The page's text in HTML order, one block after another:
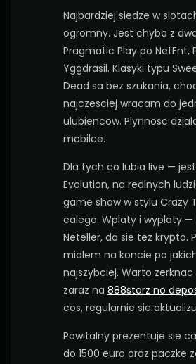
Najbardziej siedze w
ogromny. Jest chyba z
Pragmatic Play po NetEnt,
Yggdrasil. Klasyki typu
Dead sa bez szukania,
najczesciej wracam do
ulubiencow. Plynnosc
mobilce.
Dla tych co lubia live —
Evolution, na realnych
game show w stylu Crazy
calego. Wplaty i wyplaty —
Neteller, da sie tez krypto.
mialem na koncie po
najszybciej. Warto
zaraz na 888starz no
cos, regularnie sie
Powitalny prezentuje sie
do 1500 euro oraz paczke